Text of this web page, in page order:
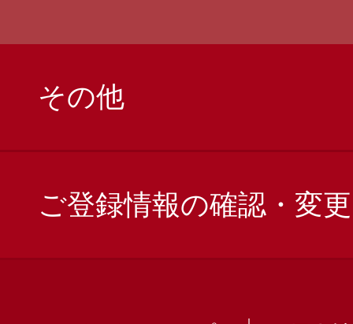
その他
ご登録情報の確認・変更